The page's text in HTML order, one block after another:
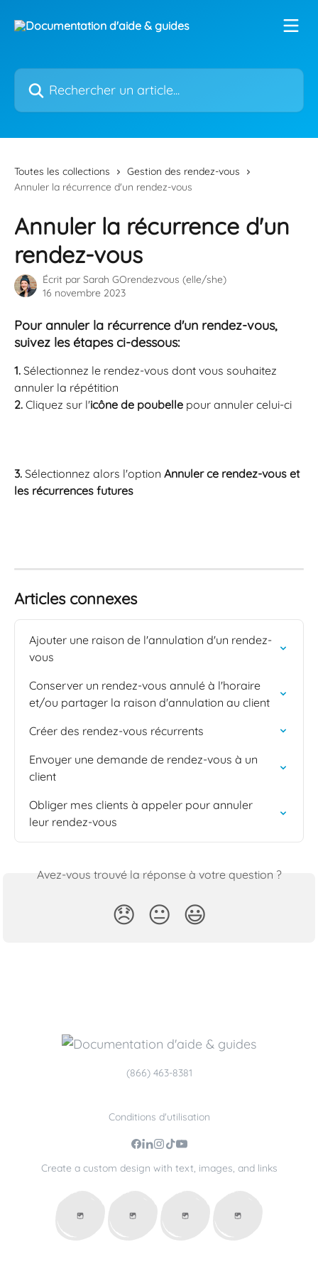
Rechercher un article...
Toutes les collections
Gestion des rendez-vous
Annuler la récurrence d'un rendez-vous
Annuler la récurrence d'un
rendez-vous
Écrit par Sarah GOrendezvous (elle/she)
16 novembre 2023
Pour annuler la récurrence d'un rendez-vous,
suivez les étapes ci-dessous:
1. Sélectionnez le rendez-vous dont vous souhaitez
annuler la répétition
2. Cliquez sur l'icône de poubelle pour annuler celui-ci
3. Sélectionnez alors l'option Annuler ce rendez-vous et
les récurrences futures
Articles connexes
Ajouter une raison de l'annulation d'un rendez-
vous
Conserver un rendez-vous annulé à l'horaire
et/ou partager la raison d'annulation au client
Créer des rendez-vous récurrents
Envoyer une demande de rendez-vous à un
client
Obliger mes clients à appeler pour annuler
leur rendez-vous
Avez-vous trouvé la réponse à votre question ?
😞 😐 😃
(866) 463-8381
Conditions d'utilisation
Create a custom design with text, images, and links